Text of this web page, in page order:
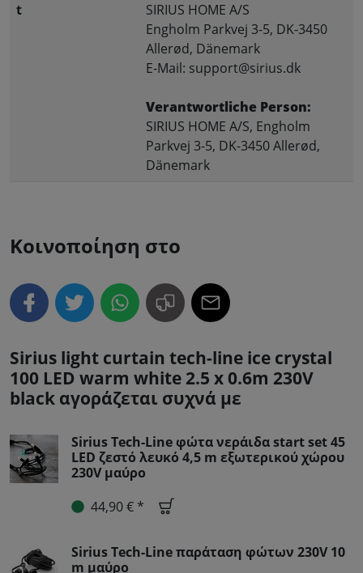
t
SIRIUS HOME A/S
Engholm Parkvej 3-5, DK-3450
Allerød, Dänemark
E-Mail: support@sirius.dk
Verantwortliche Person:
SIRIUS HOME A/S, Engholm
Parkvej 3-5, DK-3450 Allerød,
Dänemark
Κοινοποίηση στο
Sirius light curtain tech-line ice crystal
100 LED warm white 2.5 x 0.6m 230V
black αγοράζεται συχνά με
Sirius Tech-Line φώτα νεράιδα start set 45
LED ζεστό λευκό 4,5 m εξωτερικού χώρου
230V μαύρο
44,90 € *
Sirius Tech-Line παράταση φώτων 230V 10
m μαύρο